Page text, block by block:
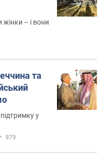
– і вони
та
у
879